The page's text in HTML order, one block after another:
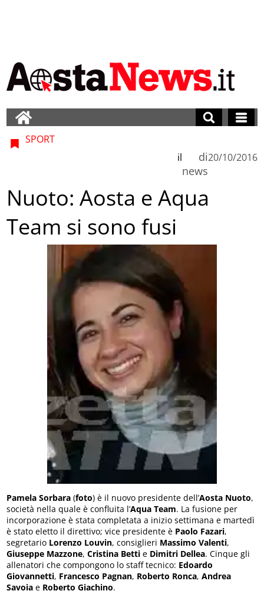
SPORT
di
news
il 20/10/2016
Nuoto: Aosta e Aqua
Team si sono fusi
Pamela Sorbara (foto) è il nuovo presidente dell’Aosta Nuoto,
società nella quale è confluita l’Aqua Team. La fusione per
incorporazione è stata completata a inizio settimana e martedì
è stato eletto il direttivo; vice presidente è Paolo Fazari,
segretario Lorenzo Louvin, consiglieri Massimo Valenti,
Giuseppe Mazzone,Cristina Betti e Dimitri Dellea. Cinque gli
allenatori che compongono lo staff tecnico: Edoardo
Giovannetti, Francesco Pagnan, Roberto Ronca,Andrea
Savoia e Roberto Giachino.